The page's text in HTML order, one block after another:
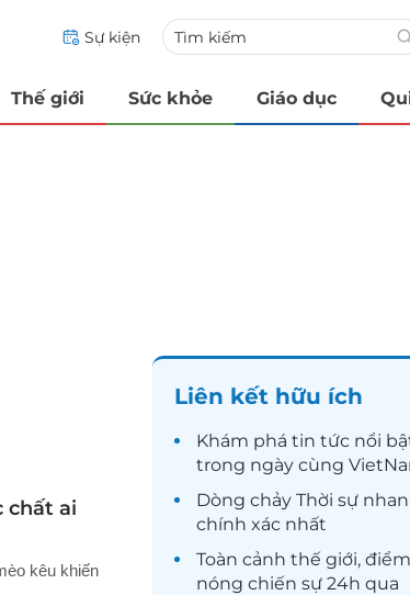
Sự kiện
Thế giới Sức khỏe Giáo dục
chất ai
kêu khiến
Liên kết hữu ích
Khám phá tin tức nổi
trong ngày cùng
Dòng chảy Thời sự
chính xác nhất
Toàn cảnh thế giới, điểm
nóng chiến sự 24h qua